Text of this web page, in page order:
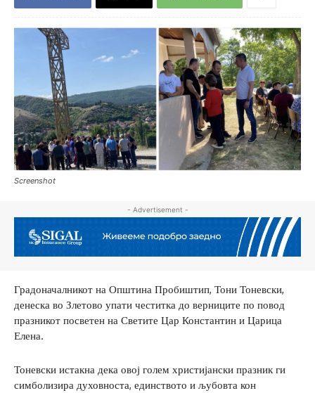
Screenshot
- Advertisement -
Градоначалникот на Општина Пробиштип, Тони Тоневски,
денеска во Злетово упати честитка до верниците по повод
празникот посветен на Светите Цар Константин и Царица
Елена.
Тоневски истакна дека овој голем христијански празник ги
симболизира духовноста, единството и љубовта кон